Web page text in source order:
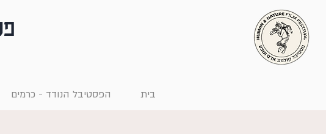
בית הפסטיבל הנודד - כרמים